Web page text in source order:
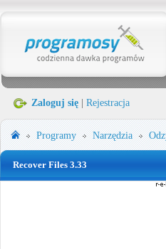
Zaloguj się Rejestracja
Programy Narzędzia
Recover Files 3.33